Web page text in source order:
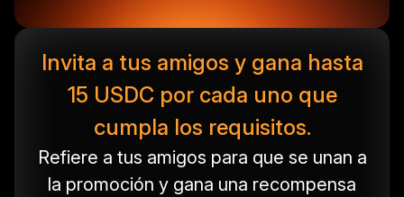
Invita a tus amigos y gana hasta
15 USDC por cada uno que
cumpla los requisitos.
Refiere a tus amigos para que se unan a
la promoción y gana una recompensa